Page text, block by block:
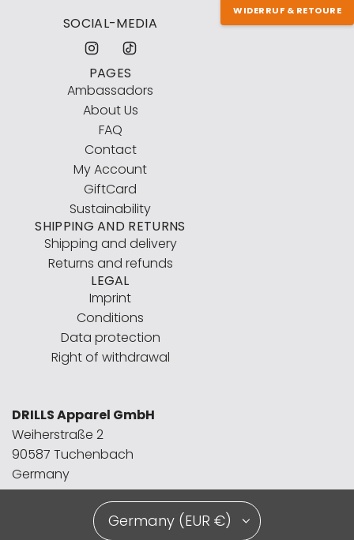
SOCIAL-MEDIA
PAGES
Ambassadors
About Us
FAQ
Contact
My Account
GiftCard
Sustainability
SHIPPING AND RETURNS
Shipping and delivery
Returns and refunds
LEGAL
Imprint
Conditions
Data protection
Right of withdrawal
WIDERRUF & RETOURE
DRILLS Apparel GmbH
Weiherstraße 2
90587 Tuchenbach
Germany
Germany (EUR €)